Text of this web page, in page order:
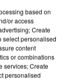
based on
or access
Create
select personalised
content
or combinations
services; Create
personalised